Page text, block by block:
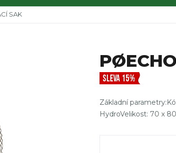
SAK
SLEVA 15%
Základní
HydroVelikost: 70 x